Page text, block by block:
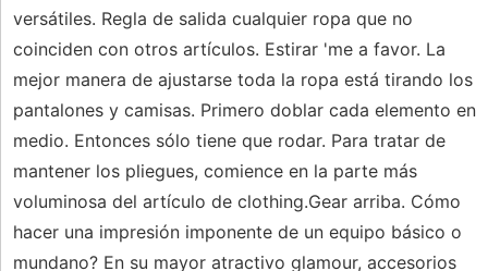
versátiles. Regla de salida cualquier ropa que no
coinciden con otros artículos. Estirar 'me a favor. La
mejor manera de ajustarse toda la ropa está tirando los
pantalones y camisas. Primero doblar cada elemento en
medio. Entonces sólo tiene que rodar. Para tratar de
mantener los pliegues, comience en la parte más
voluminosa del artículo de clothing.Gear arriba. Cómo
hacer una impresión imponente de un equipo básico o
mundano? En su mayor atractivo glamour, accesorios